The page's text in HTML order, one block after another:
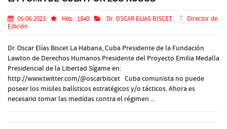
05-06-2023 Hits: 1840 Dr. OSCAR ELIAS BISCET
Director de
Edición
Dr. Oscar Elías Biscet La Habana, Cuba Presidente de la Fundación
Lawton de Derechos Humanos Presidente del Proyecto Emilia Medalla
Presidencial de la Libertad Sígame en:
http://www.twitter.com/@oscarbiscet Cuba comunista no puede
poseer los misiles balísticos estratégicos y/o tácticos. Ahora es
necesario tomar las medidas contra el régimen ...